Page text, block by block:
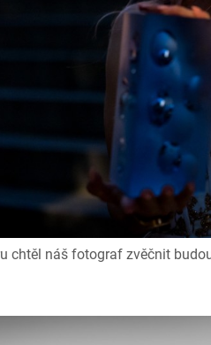
chtěl náš fotograf zvěčnit